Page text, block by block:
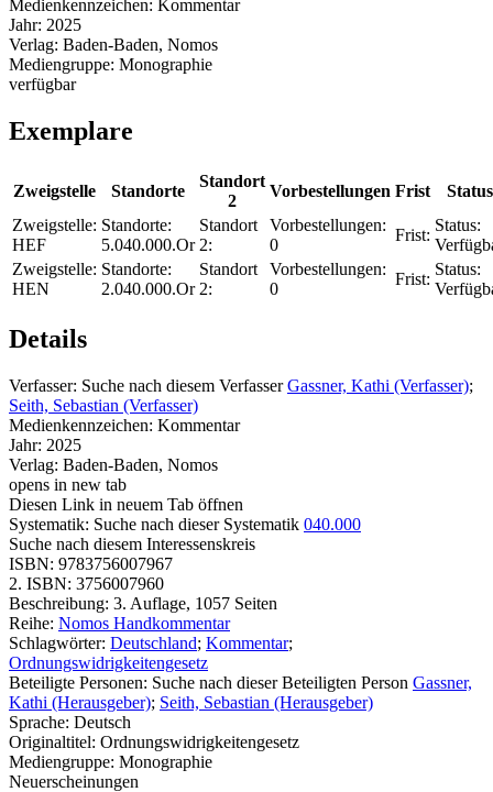
Medienkennzeichen: Kommentar
Jahr: 2025
Verlag: Baden-Baden, Nomos
Mediengruppe: Monographie
verfügbar
Exemplare
Zweigstelle Standorte
Standort
2
Vorbestellungen Frist
Status
Zweigstelle:
HEF
Standorte:
5.040.000.Or
Standort
2:
Vorbestellungen:
0
Frist:
Status:
Zweigstelle:
HEN
Standorte:
2.040.000.Or
Standort
2:
Vorbestellungen:
0
Frist:
Status:
Details
Verfasser: Suche nach diesem Verfasser Gassner, Kathi (Verfasser);
Seith, Sebastian (Verfasser)
Medienkennzeichen: Kommentar
Jahr: 2025
Verlag: Baden-Baden, Nomos
opens in new tab
Diesen Link in neuem Tab öffnen
Systematik: Suche nach dieser Systematik 040.000
Suche nach diesem Interessenskreis
ISBN: 9783756007967
2. ISBN: 3756007960
Beschreibung: 3. Auflage, 1057 Seiten
Reihe: Nomos Handkommentar
Schlagwörter: Deutschland; Kommentar;
Ordnungswidrigkeitengesetz
Beteiligte Personen: Suche nach dieser Beteiligten Person Gassner,
Kathi (Herausgeber); Seith, Sebastian (Herausgeber)
Sprache: Deutsch
Originaltitel: Ordnungswidrigkeitengesetz
Mediengruppe: Monographie
Neuerscheinungen